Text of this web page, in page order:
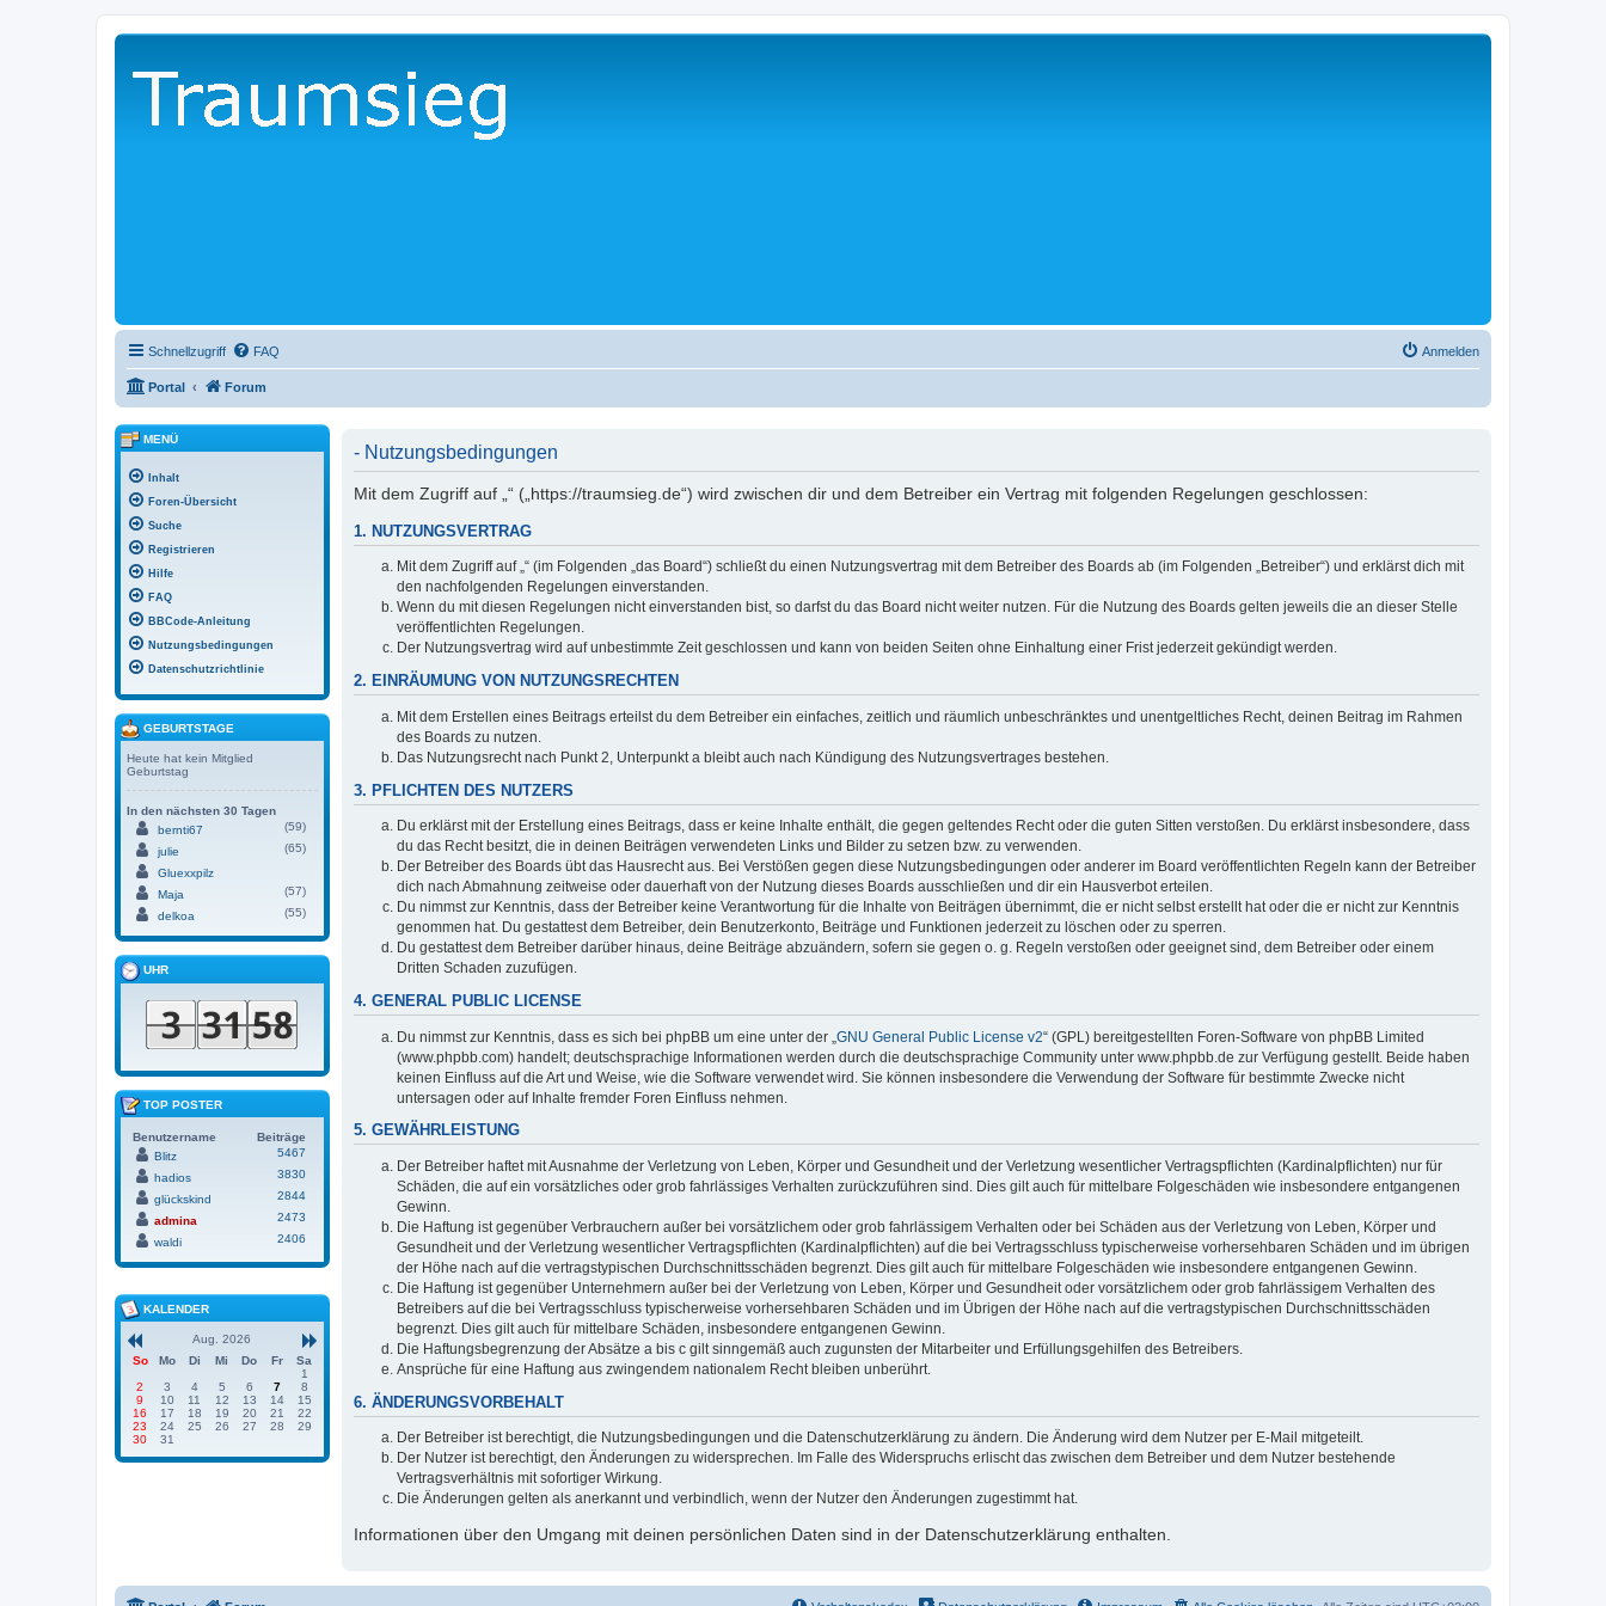
Schnellzugriff FAQ Anmelden
Portal Forum
- Nutzungsbedingungen
Mit dem Zugriff auf „“ („https://traumsieg.de“) wird zwischen dir und dem Betreiber ein Vertrag mit folgenden Regelungen geschlossen:
1. NUTZUNGSVERTRAG
Mit dem Zugriff auf „“ (im Folgenden „das Board“) schließt du einen Nutzungsvertrag mit dem Betreiber des Boards ab (im Folgenden „Betreiber“) und erklärst dich mit
den nachfolgenden Regelungen einverstanden.
Wenn du mit diesen Regelungen nicht einverstanden bist, so darfst du das Board nicht weiter nutzen. Für die Nutzung des Boards gelten jeweils die an dieser Stelle
veröffentlichten Regelungen.
Der Nutzungsvertrag wird auf unbestimmte Zeit geschlossen und kann von beiden Seiten ohne Einhaltung einer Frist jederzeit gekündigt werden.
2. EINRÄUMUNG VON NUTZUNGSRECHTEN
Mit dem Erstellen eines Beitrags erteilst du dem Betreiber ein einfaches, zeitlich und räumlich unbeschränktes und unentgeltliches Recht, deinen Beitrag im Rahmen
des Boards zu nutzen.
Das Nutzungsrecht nach Punkt 2, Unterpunkt a bleibt auch nach Kündigung des Nutzungsvertrages bestehen.
3. PFLICHTEN DES NUTZERS
Du erklärst mit der Erstellung eines Beitrags, dass er keine Inhalte enthält, die gegen geltendes Recht oder die guten Sitten verstoßen. Du erklärst insbesondere, dass
du das Recht besitzt, die in deinen Beiträgen verwendeten Links und Bilder zu setzen bzw. zu verwenden.
Der Betreiber des Boards übt das Hausrecht aus. Bei Verstößen gegen diese Nutzungsbedingungen oder anderer im Board veröffentlichten Regeln kann der Betreiber
dich nach Abmahnung zeitweise oder dauerhaft von der Nutzung dieses Boards ausschließen und dir ein Hausverbot erteilen.
Du nimmst zur Kenntnis, dass der Betreiber keine Verantwortung für die Inhalte von Beiträgen übernimmt, die er nicht selbst erstellt hat oder die er nicht zur Kenntnis
genommen hat. Du gestattest dem Betreiber, dein Benutzerkonto, Beiträge und Funktionen jederzeit zu löschen oder zu sperren.
Du gestattest dem Betreiber darüber hinaus, deine Beiträge abzuändern, sofern sie gegen o. g. Regeln verstoßen oder geeignet sind, dem Betreiber oder einem
Dritten Schaden zuzufügen.
4. GENERAL PUBLIC LICENSE
Du nimmst zur Kenntnis, dass es sich bei phpBB um eine unter der „ GNU General Public License v2“ (GPL) bereitgestellten Foren-Software von phpBB Limited
(www.phpbb.com) handelt; deutschsprachige Informationen werden durch die deutschsprachige Community unter www.phpbb.de zur Verfügung gestellt. Beide haben
keinen Einfluss auf die Art und Weise, wie die Software verwendet wird. Sie können insbesondere die Verwendung der Software für bestimmte Zwecke nicht
untersagen oder auf Inhalte fremder Foren Einfluss nehmen.
5. GEWÄHRLEISTUNG
Der Betreiber haftet mit Ausnahme der Verletzung von Leben, Körper und Gesundheit und der Verletzung wesentlicher Vertragspflichten (Kardinalpflichten) nur für
Schäden, die auf ein vorsätzliches oder grob fahrlässiges Verhalten zurückzuführen sind. Dies gilt auch für mittelbare Folgeschäden wie insbesondere entgangenen
Gewinn.
Die Haftung ist gegenüber Verbrauchern außer bei vorsätzlichem oder grob fahrlässigem Verhalten oder bei Schäden aus der Verletzung von Leben, Körper und
Gesundheit und der Verletzung wesentlicher Vertragspflichten (Kardinalpflichten) auf die bei Vertragsschluss typischerweise vorhersehbaren Schäden und im übrigen
der Höhe nach auf die vertragstypischen Durchschnittsschäden begrenzt. Dies gilt auch für mittelbare Folgeschäden wie insbesondere entgangenen Gewinn.
Die Haftung ist gegenüber Unternehmern außer bei der Verletzung von Leben, Körper und Gesundheit oder vorsätzlichem oder grob fahrlässigem Verhalten des
Betreibers auf die bei Vertragsschluss typischerweise vorhersehbaren Schäden und im Übrigen der Höhe nach auf die vertragstypischen Durchschnittsschäden
begrenzt. Dies gilt auch für mittelbare Schäden, insbesondere entgangenen Gewinn.
Die Haftungsbegrenzung der Absätze a bis c gilt sinngemäß auch zugunsten der Mitarbeiter und Erfüllungsgehilfen des Betreibers.
Ansprüche für eine Haftung aus zwingendem nationalem Recht bleiben unberührt.
6. ÄNDERUNGSVORBEHALT
Der Betreiber ist berechtigt, die Nutzungsbedingungen und die Datenschutzerklärung zu ändern. Die Änderung wird dem Nutzer per E-Mail mitgeteilt.
Der Nutzer ist berechtigt, den Änderungen zu widersprechen. Im Falle des Widerspruchs erlischt das zwischen dem Betreiber und dem Nutzer bestehende
Vertragsverhältnis mit sofortiger Wirkung.
Die Änderungen gelten als anerkannt und verbindlich, wenn der Nutzer den Änderungen zugestimmt hat.
Informationen über den Umgang mit deinen persönlichen Daten sind in der Datenschutzerklärung enthalten.
MENÜ
Inhalt
Foren-Übersicht
Suche
Registrieren
Hilfe
FAQ
BBCode-Anleitung
Nutzungsbedingungen
Datenschutzrichtlinie
GEBURTSTAGE
Heute hat kein Mitglied
Geburtstag
In den nächsten 30 Tagen
bernti67
(59)
julie
(65)
Gluexxpilz
Maja
(57)
delkoa
(55)
UHR
TOP POSTER
Benutzername
Beiträge
Blitz
5467
hadios
3830
glückskind
2844
admina
2473
waldi
2406
KALENDER
Aug. 2026
So
Mo Di Mi Do Fr
Sa
1
2
3 4 5 6 7
8
9
10 11 12 13 14
15
16
17 18 19 20 21
22
23
24 25 26 27 28
29
30
31